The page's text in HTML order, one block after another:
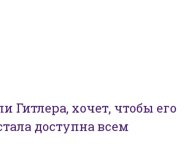
Гитлера, хочет, чтобы его
доступна всем